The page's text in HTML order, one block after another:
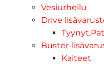
Vesiurheilu
Drive
Buster-
Kaiteet